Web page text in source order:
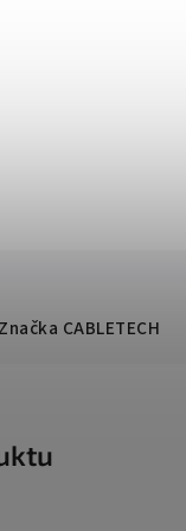
Značka CABLETECH